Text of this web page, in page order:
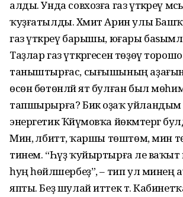
алды. Унда совхозға газ үткәреү
ҡуҙғатылды. Хәмит Арин улы
газ үткәреү барышы, юғары
Таҙлар газ үткәргесен төҙөү
таныштырғас, сығышының
өсөн бөтөнләй ят булған был
тапшырырға? Бик оҙаҡ уйландым
энергетик Ҡәйүмовҡа йөкмәтергә
Мин, әлбиттә, ҡаршы төштөм, мин
тинем. “Һүҙ ҡуйыртырға әле ваҡыт
һуң һөйләшербеҙ”, – тип ул
япты. Беҙ шулай иттек тә.